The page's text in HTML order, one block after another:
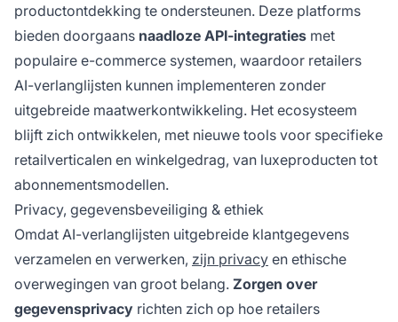
productontdekking te ondersteunen. Deze platforms
bieden doorgaans naadloze API-integraties met
populaire e-commerce systemen, waardoor retailers
AI-verlanglijsten kunnen implementeren zonder
uitgebreide maatwerkontwikkeling. Het ecosysteem
blijft zich ontwikkelen, met nieuwe tools voor specifieke
retailverticalen en winkelgedrag, van luxeproducten tot
abonnementsmodellen.
Privacy, gegevensbeveiliging & ethiek
Omdat AI-verlanglijsten uitgebreide klantgegevens
verzamelen en verwerken, zijn privacy en ethische
overwegingen van groot belang. Zorgen over
gegevensprivacy richten zich op hoe retailers